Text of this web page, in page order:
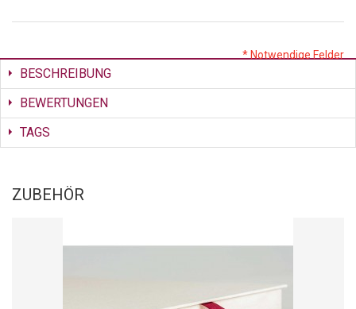
* Notwendige Felder
BESCHREIBUNG
BEWERTUNGEN
TAGS
ZUBEHÖR